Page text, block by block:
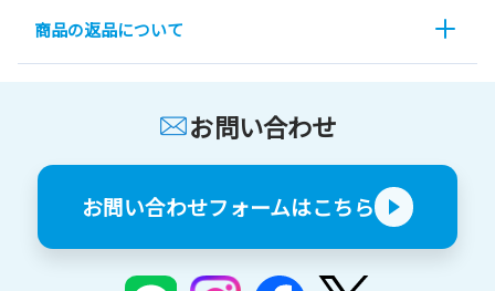
商品の返品について
お問い合わせ
お問い合わせフォームはこちら